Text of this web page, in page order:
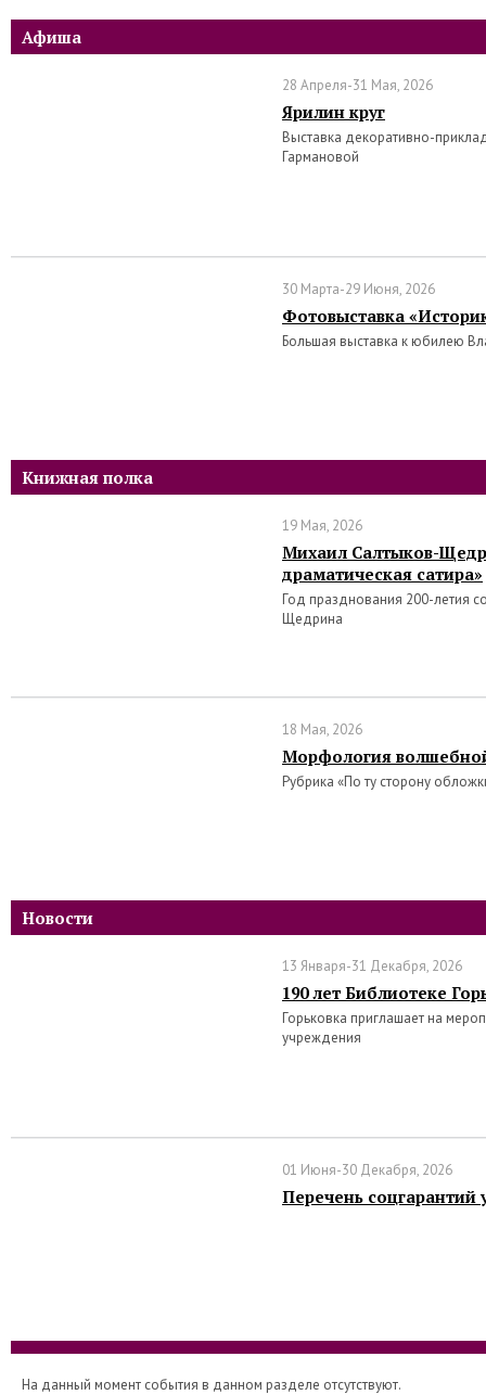
Афиша
28 Апреля-31 Мая, 2026
Ярилин круг
Выставка декоративно-
Гармановой
30 Марта-29 Июня, 2026
Фотовыставка
Большая выставка к юбилею
Книжная полка
19 Мая, 2026
Михаил Салтыков-
драматическая сатира»
Год празднования 200-летия
Щедрина
18 Мая, 2026
Морфология
Рубрика «По ту сторону
Новости
13 Января-31 Декабря, 2026
190 лет Библиотеке
Горьковка приглашает на
учреждения
01 Июня-30 Декабря, 2026
Перечень соцгарантий
На данный момент события в данном разделе отсутствуют.